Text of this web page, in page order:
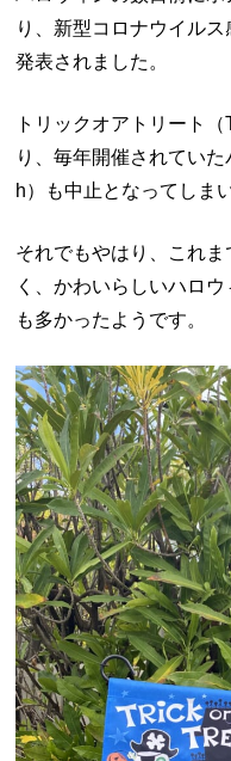
り、新型コロナウイル
発表されました。
トリックオアトリート
り、毎年開催されてい
h）も中止となってしま
それでもやはり、これ
く、かわいらしいハロ
も多かったようです。